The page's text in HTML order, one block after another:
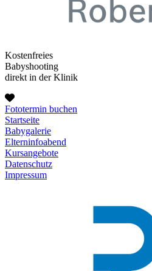
Kostenfreies
Babyshooting
direkt in der Klinik
Fototermin buchen
Startseite
Babygalerie
Elterninfoabend
Kursangebote
Datenschutz
Impressum